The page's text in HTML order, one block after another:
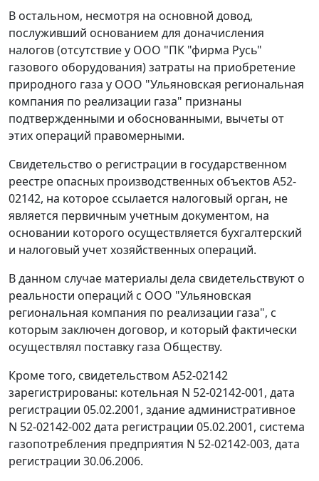
В остальном, несмотря на основной довод,
послуживший основанием для доначисления
налогов (отсутствие у ООО "ПК "фирма Русь"
газового оборудования) затраты на приобретение
природного газа у ООО "Ульяновская региональная
компания по реализации газа" признаны
подтвержденными и обоснованными, вычеты от
этих операций правомерными.
Свидетельство о регистрации в государственном
реестре опасных производственных объектов А52-
02142, на которое ссылается налоговый орган, не
является первичным учетным документом, на
основании которого осуществляется бухгалтерский
и налоговый учет хозяйственных операций.
В данном случае материалы дела свидетельствуют о
реальности операций с ООО "Ульяновская
региональная компания по реализации газа", с
которым заключен договор, и который фактически
осуществлял поставку газа Обществу.
Кроме того, свидетельством А52-02142
зарегистрированы: котельная N 52-02142-001, дата
peгистрации 05.02.2001, здание административное
N 52-02142-002 дата peгистрации 05.02.2001, система
газопотребления предприятия N 52-02142-003, дата
peгистрации 30.06.2006.